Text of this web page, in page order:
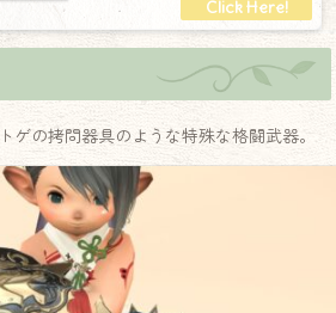
ゲの拷問器具のような特殊な格闘武器。